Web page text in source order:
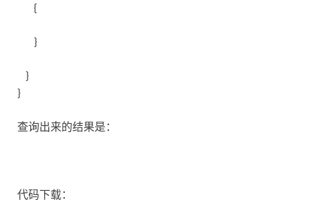
{
}
}
}
查询出来的结果是：
代码下载：